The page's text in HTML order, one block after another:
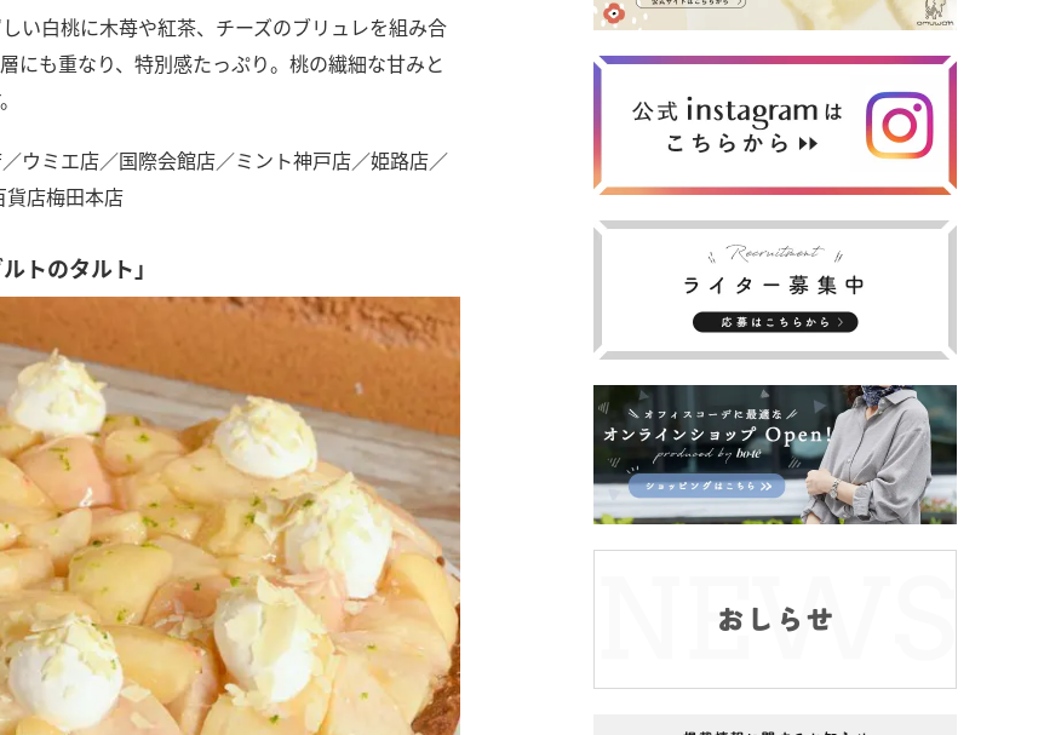
い白桃に木苺や紅茶、チーズのブリュレを組み合
にも重なり、特別感たっぷり。桃の繊細な甘みと
ウミエ店／国際会館店／ミント神戸店／姫路店／
店梅田本店
トのタルト」